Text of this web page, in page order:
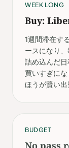
WEEK LONG
Buy:
1週間滞在す
ースになり
詰め込んだ
買いすぎに
ほうが賢い出
BUDGET
No pass